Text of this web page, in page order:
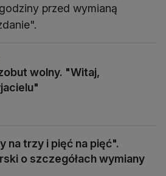
przed wymianą
wolny. "Witaj,
na trzy i pięć na pięć".
o szczegółach wymiany